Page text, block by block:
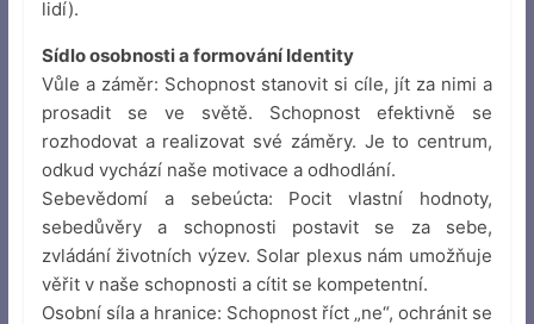
lidí).
Sídlo osobnosti a formování Identity
Vůle a záměr: Schopnost stanovit si cíle, jít za nimi a
prosadit se ve světě. Schopnost efektivně se
rozhodovat a realizovat své záměry. Je to centrum,
odkud vychází naše motivace a odhodlání.
Sebevědomí a sebeúcta: Pocit vlastní hodnoty,
sebedůvěry a schopnosti postavit se za sebe,
zvládání životních výzev. Solar plexus nám umožňuje
věřit v naše schopnosti a cítit se kompetentní.
Osobní síla a hranice: Schopnost říct „ne“, ochránit se